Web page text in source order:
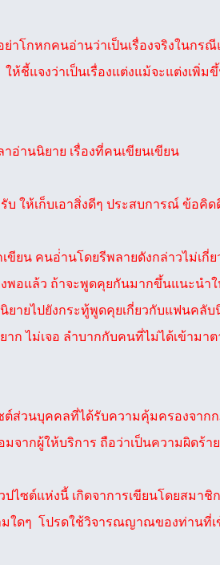
โกหกคนอ่านว่าเป็นเรื่องจริงในกรณี
ห้ชี้แจงว่าเป็นเรื่องแต่งแม้จะแต่งเพิ่
อ่านนิยาย เรื่องที่คนเขียนเขียน
บ ให้เก็บเอาสิ่งดีๆ ประสบการณ์ ข้อคิด
ขียน คนอ่่านโดยรีพลายดังกล่าวไม่เ
งพอแล้ว ถ้าจะพูดคุยกันมากขึ้นแนะน
ยายไปยังกระทู้พูดคุยเกี่ยวกับแฟนคลั
าก ไม่เจอ ลำบากกับคนที่ไม่ได้เข้ามา
ต์ส่วนบุคคลที่ได้รับความคุ้มครองจาก
จากผู้ให้บริการ ถือว่าเป็นความผิดร้า
ไซต์แห่งนี้ เกิดจาการเขียนโดยสมา
ใดๆ โปรดใช้วิจารณญาณของท่านที่